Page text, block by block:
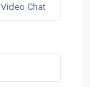
Video Chat